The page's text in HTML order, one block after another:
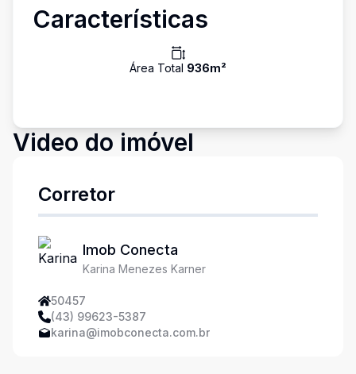
Características
Área Total 936m²
Video do imóvel
Corretor
Imob Conecta
Karina Menezes Karner
50457
(43) 99623-5387
karina@imobconecta.com.br